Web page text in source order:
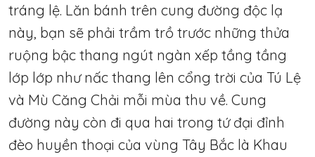
tráng lệ. Lăn bánh trên cung đường độc lạ
này, bạn sẽ phải trầm trồ trước những thửa
ruộng bậc thang ngút ngàn xếp tầng tầng
lớp lớp như nấc thang lên cổng trời của Tú Lệ
và Mù Căng Chải mỗi mùa thu về. Cung
đường này còn đi qua hai trong tứ đại đỉnh
đèo huyền thoại của vùng Tây Bắc là Khau